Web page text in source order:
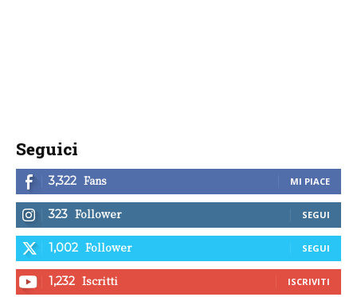
Seguici
3,322 Fans MI PIACE
323 Follower SEGUI
1,002 Follower SEGUI
1,232 Iscritti ISCRIVITI